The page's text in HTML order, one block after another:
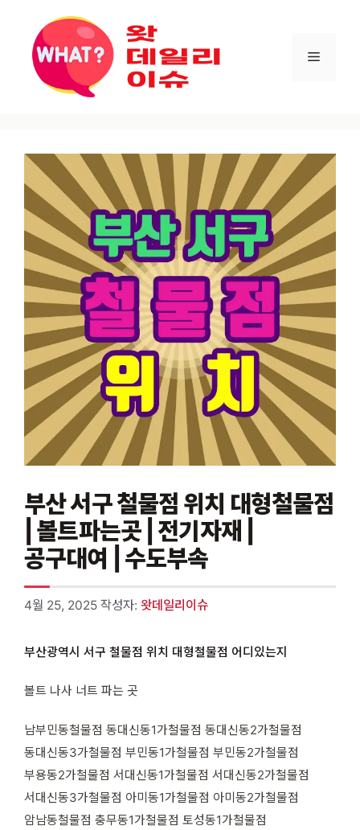
건너뛰기
메뉴
부산 서구 철물점 위치 대형철물점
| 볼트파는곳 | 전기자재 |
공구대여 | 수도부속
4월 25, 2025 작성자: 왓데일리이슈
부산광역시 서구 철물점 위치 대형철물점 어디있는지
볼트 나사 너트 파는 곳
남부민동철물점 동대신동1가철물점 동대신동2가철물점
동대신동3가철물점 부민동1가철물점 부민동2가철물점
부용동2가철물점 서대신동1가철물점 서대신동2가철물점
서대신동3가철물점 아미동1가철물점 아미동2가철물점
암남동철물점 충무동1가철물점 토성동1가철물점